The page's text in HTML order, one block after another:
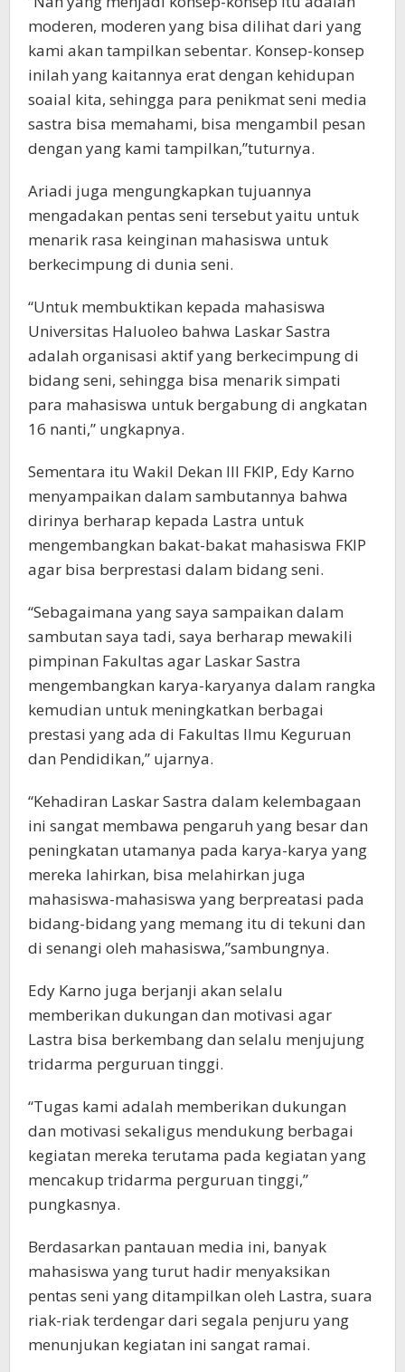
moderen, moderen yang bisa dilihat dari yang
kami akan tampilkan sebentar. Konsep-konsep
inilah yang kaitannya erat dengan kehidupan
soaial kita, sehingga para penikmat seni media
sastra bisa memahami, bisa mengambil pesan
dengan yang kami tampilkan,”tuturnya.
Ariadi juga mengungkapkan tujuannya
mengadakan pentas seni tersebut yaitu untuk
menarik rasa keinginan mahasiswa untuk
berkecimpung di dunia seni.
“Untuk membuktikan kepada mahasiswa
Universitas Haluoleo bahwa Laskar Sastra
adalah organisasi aktif yang berkecimpung di
bidang seni, sehingga bisa menarik simpati
para mahasiswa untuk bergabung di angkatan
16 nanti,” ungkapnya.
Sementara itu Wakil Dekan lll FKIP, Edy Karno
menyampaikan dalam sambutannya bahwa
dirinya berharap kepada Lastra untuk
mengembangkan bakat-bakat mahasiswa FKIP
agar bisa berprestasi dalam bidang seni.
“Sebagaimana yang saya sampaikan dalam
sambutan saya tadi, saya berharap mewakili
pimpinan Fakultas agar Laskar Sastra
mengembangkan karya-karyanya dalam rangka
kemudian untuk meningkatkan berbagai
prestasi yang ada di Fakultas Ilmu Keguruan
dan Pendidikan,” ujarnya.
“Kehadiran Laskar Sastra dalam kelembagaan
ini sangat membawa pengaruh yang besar dan
peningkatan utamanya pada karya-karya yang
mereka lahirkan, bisa melahirkan juga
mahasiswa-mahasiswa yang berpreatasi pada
bidang-bidang yang memang itu di tekuni dan
di senangi oleh mahasiswa,”sambungnya.
Edy Karno juga berjanji akan selalu
memberikan dukungan dan motivasi agar
Lastra bisa berkembang dan selalu menjujung
tridarma perguruan tinggi.
“Tugas kami adalah memberikan dukungan
dan motivasi sekaligus mendukung berbagai
kegiatan mereka terutama pada kegiatan yang
mencakup tridarma perguruan tinggi,”
pungkasnya.
Berdasarkan pantauan media ini, banyak
mahasiswa yang turut hadir menyaksikan
pentas seni yang ditampilkan oleh Lastra, suara
riak-riak terdengar dari segala penjuru yang
menunjukan kegiatan ini sangat ramai.